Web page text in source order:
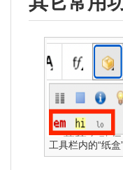
工具栏内的“纸盒